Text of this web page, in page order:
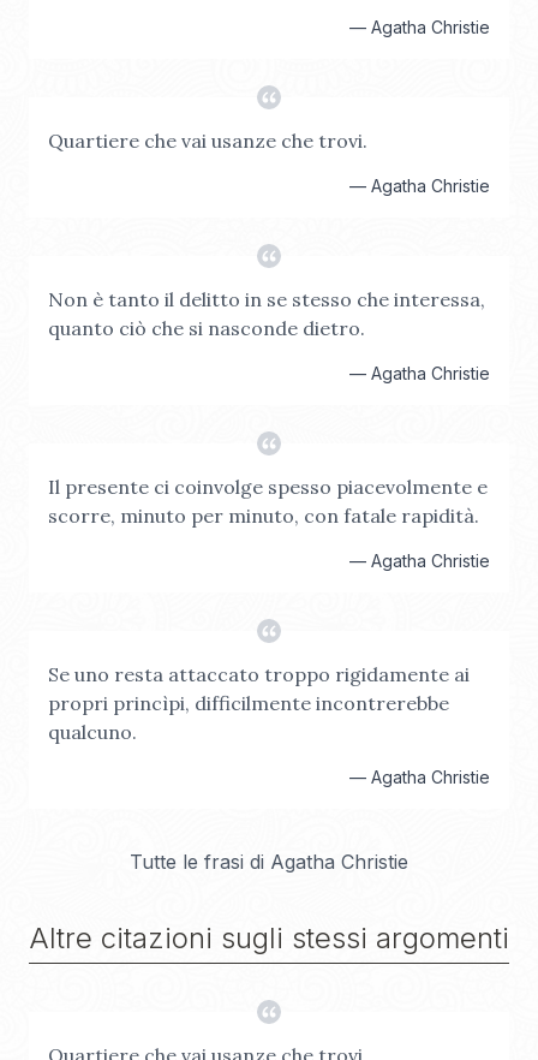
— Agatha Christie
Quartiere che vai usanze che trovi.
— Agatha Christie
Non è tanto il delitto in se stesso che interessa,
quanto ciò che si nasconde dietro.
— Agatha Christie
Il presente ci coinvolge spesso piacevolmente e
scorre, minuto per minuto, con fatale rapidità.
— Agatha Christie
Se uno resta attaccato troppo rigidamente ai
propri princìpi, difficilmente incontrerebbe
qualcuno.
— Agatha Christie
Tutte le frasi di Agatha Christie
Altre citazioni sugli stessi argomenti
Quartiere che vai usanze che trovi.